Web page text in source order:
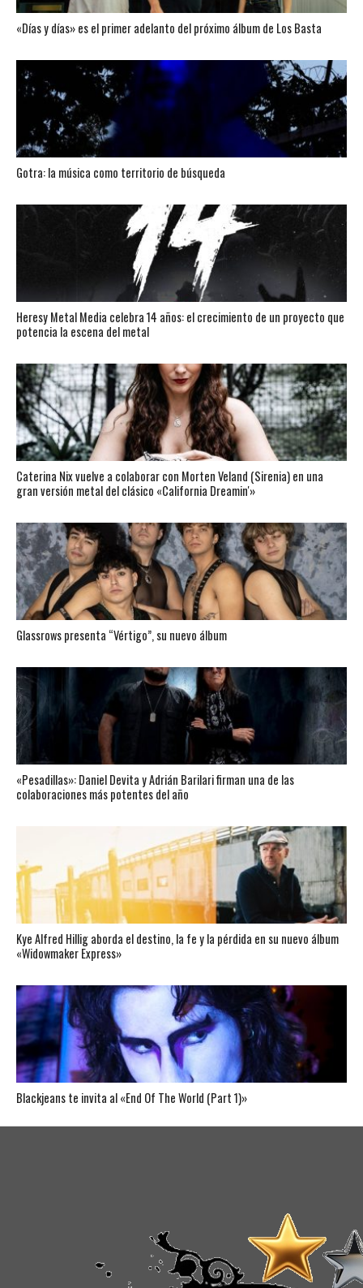
«Días y días» es el primer adelanto del próximo álbum de Los Basta
Gotra: la música como territorio de búsqueda
Heresy Metal Media celebra 14 años: el crecimiento de un proyecto que
potencia la escena del metal
Caterina Nix vuelve a colaborar con Morten Veland (Sirenia) en una
gran versión metal del clásico «California Dreamin'»
Glassrows presenta “Vértigo”, su nuevo álbum
«Pesadillas»: Daniel Devita y Adrián Barilari firman una de las
colaboraciones más potentes del año
Kye Alfred Hillig aborda el destino, la fe y la pérdida en su nuevo álbum
«Widowmaker Express»
Blackjeans te invita al «End Of The World (Part 1)»